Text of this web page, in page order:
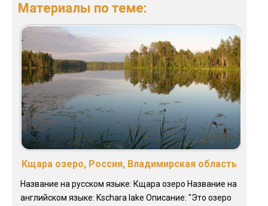
Материалы по теме:
Кщара озеро, Россия, Владимирская область
Название на русском языке: Кщара озеро Название на
английском языке: Kschara lake Описание: "Это озеро